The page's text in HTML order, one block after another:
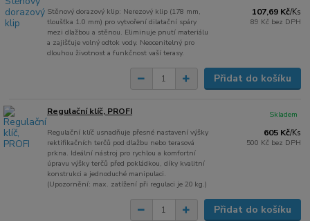
Stěnový dorazový klip: Nerezový klip (178 mm,
tloušťka 1.0 mm) pro vytvoření dilatační spáry
mezi dlažbou a stěnou. Eliminuje pnutí materiálu
a zajišťuje volný odtok vody. Neocenitelný pro
dlouhou životnost a funkčnost vaší terasy.
107,69 Kč/Ks
89 Kč bez DPH
Přidat do košíku
Regulační klíč, PROFI
Regulační klíč usnadňuje přesné nastavení výšky
rektifikačních terčů pod dlažbu nebo terasová
prkna. Ideální nástroj pro rychlou a komfortní
úpravu výšky terčů před pokládkou, díky kvalitní
konstrukci a jednoduché manipulaci.
(Upozornění: max. zatížení při regulaci je 20 kg.)
605 Kč/Ks
500 Kč bez DPH
Skladem
Přidat do košíku